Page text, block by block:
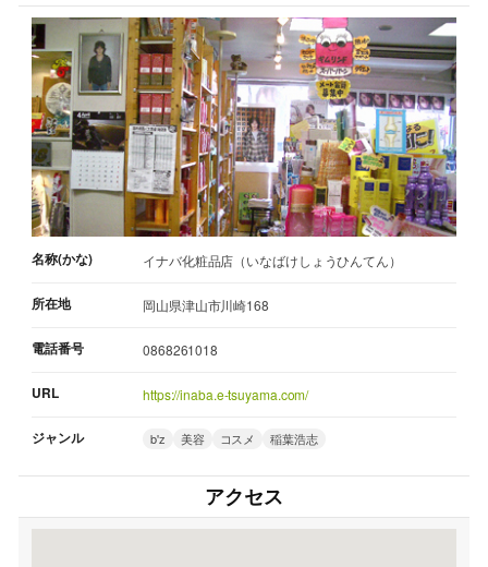
名称(かな) イナバ化粧品店（いなばけしょうひんてん）
所在地 岡山県津山市川崎168
電話番号 0868261018
URL https://inaba.e-tsuyama.com/
ジャンル b'z 美容 コスメ 稲葉浩志
アクセス